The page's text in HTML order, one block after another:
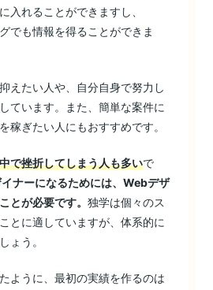
入れることができますし、
でも情報を得ることができま
えたい人や、自分自身で努力し
ています。また、簡単な案件に
稼ぎたい人にもおすすめです。
で挫折してしまう人も多いで
ナーになるためには、Webデザ
とが必要です。 独学は個々のス
とに適していますが、体系的に
ょう。
ように、最初の実績を作るのは